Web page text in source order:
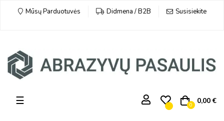
Mūsų Parduotuvės Didmena / B2B Susisiekite
Toggle
☰ 0 0,00 €